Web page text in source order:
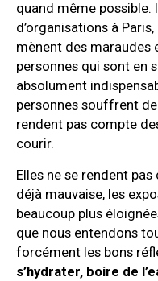
quand même possible.
d’organisations à
mènent des maraudes
personnes qui sont en
absolument
personnes souffrent
rendent pas compte
courir.
Elles ne se rendent
déjà mauvaise, les
beaucoup plus
que nous entendons
forcément les bons
s’hydrater, boire de